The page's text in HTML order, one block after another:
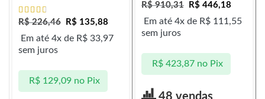
R$226,46 R$ 135,88
Em até 4x de R$ 33,97
sem juros
R$129,09 no Pix
R$910,31 R$ 446,18
Em até 4x de R$ 111,55
sem juros
R$423,87 no Pix
48 vendas